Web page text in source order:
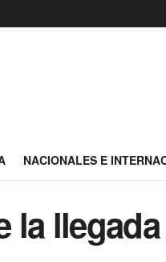
NACIONALES E
llegada